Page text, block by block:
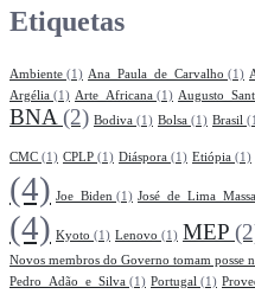
Etiquetas
Ambiente (1) Ana_Paula_de_Carvalho (1)
Argélia (1) Arte_Africana (1)
BNA (2) Bodiva (1) Bolsa (1) Brasil
CMC (1) CPLP (1) Diáspora (1) Etiópia (1)
(4) Joe_Biden (1)
(4) Kyoto (1) Lenovo (1) MEP
Novos membros do Governo tomam posse
Pedro_Adão_e_Silva (1) Portugal (1)